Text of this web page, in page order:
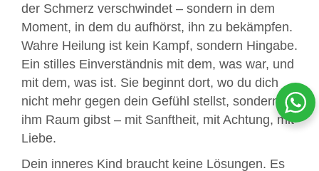
der Schmerz verschwindet – sondern in dem
Moment, in dem du aufhörst, ihn zu bekämpfen.
Wahre Heilung ist kein Kampf, sondern Hingabe.
Ein stilles Einverständnis mit dem, was war, und
mit dem, was ist. Sie beginnt dort, wo du dich
nicht mehr gegen dein Gefühl stellst, sondern
ihm Raum gibst – mit Sanftheit, mit Achtung, mit
Liebe.
Dein inneres Kind braucht keine Lösungen. Es